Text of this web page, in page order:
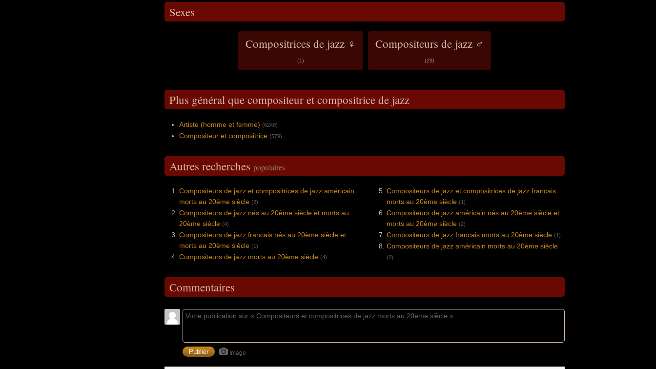
Sexes
Compositrices de jazz ♀
(1)
Compositeurs de jazz ♂
(29)
Plus général que compositeur et compositrice de jazz
Artiste (homme et femme) (6249)
Compositeur et compositrice (579)
Autres recherches populaires
Compositeurs de jazz et compositrices de jazz américain
morts au 20ème siècle (2)
Compositeurs de jazz nés au 20ème siècle et morts au
20ème siècle (4)
Compositeurs de jazz francais nés au 20ème siècle et
morts au 20ème siècle (1)
Compositeurs de jazz morts au 20ème siècle (4)
Compositeurs de jazz et compositrices de jazz francais
morts au 20ème siècle (1)
Compositeurs de jazz américain nés au 20ème siècle et
morts au 20ème siècle (2)
Compositeurs de jazz francais morts au 20ème siècle (1)
Compositeurs de jazz américain morts au 20ème siècle
(2)
Commentaires
Image